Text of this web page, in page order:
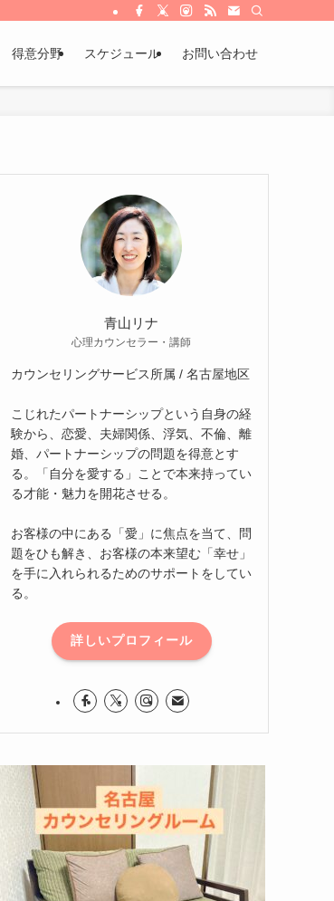
得意分野 スケジュール お問い合わせ
青山リナ
心理カウンセラー・講師
カウンセリングサービス所属 / 名古屋地区
こじれたパートナーシップという自身の経
験から、恋愛、夫婦関係、浮気、不倫、離
婚、パートナーシップの問題を得意とす
る。「自分を愛する」ことで本来持ってい
る才能・魅力を開花させる。
お客様の中にある「愛」に焦点を当て、問
題をひも解き、お客様の本来望む「幸せ」
を手に入れられるためのサポートをしてい
る。
詳しいプロフィール